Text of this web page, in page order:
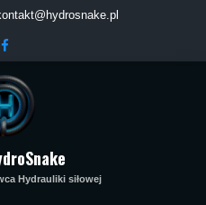
Hydrauliki siłowej